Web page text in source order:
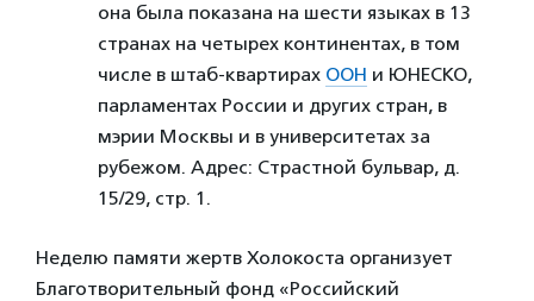
она была показана на шести языках в 13
странах на четырех континентах, в том
числе в штаб-квартирах ООН и ЮНЕСКО,
парламентах России и других стран, в
мэрии Москвы и в университетах за
рубежом. Адрес: Страстной бульвар, д.
15/29, стр. 1.
Неделю памяти жертв Холокоста организует
Благотворительный фонд «Российский